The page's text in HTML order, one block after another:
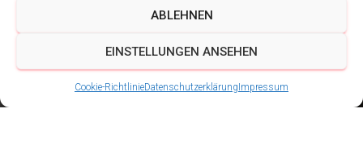
ABLEHNEN
EINSTELLUNGEN ANSEHEN
Cookie-RichtlinieDatenschutzerklärung Impressum